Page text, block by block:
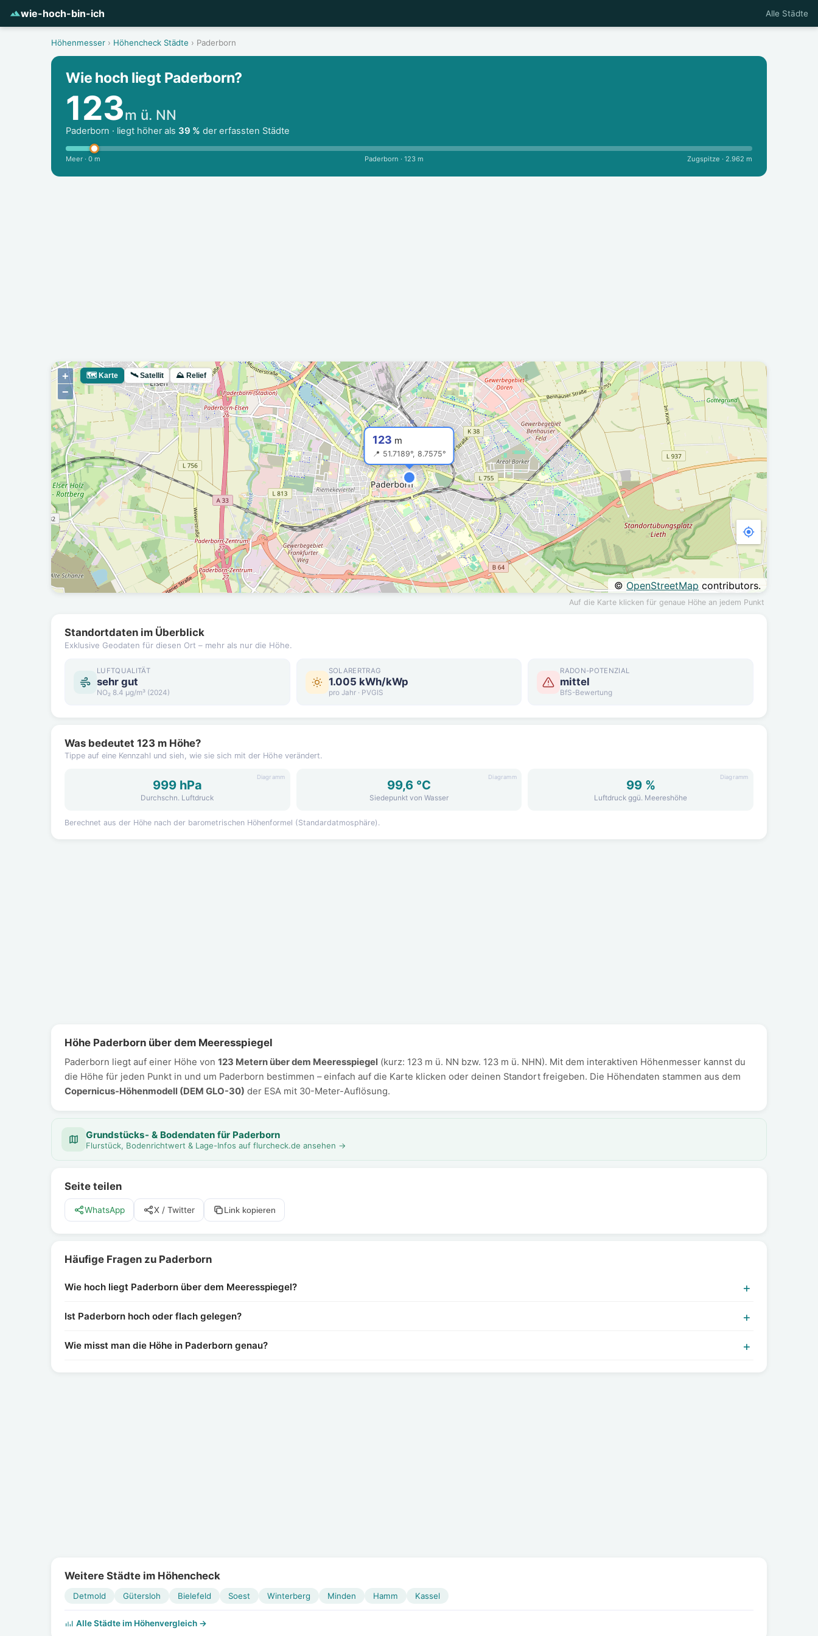
wie-hoch-bin-ich Alle Städte
Höhenmesser › Höhencheck Städte › Paderborn
Wie hoch liegt Paderborn?
123m ü. NN
Paderborn · liegt höher als 39 % der erfassten Städte
Meer · 0 m Paderborn · 123 m Zugspitze · 2.962 m
123 m
📍 51.7189°, 8.7575°
+
−
© OpenStreetMap contributors.
🗺 Karte 🛰Satellit ⛰ Relief
Auf die Karte klicken für genaue Höhe an jedem Punkt
Standortdaten im Überblick
Exklusive Geodaten für diesen Ort – mehr als nur die Höhe.
LUFTQUALITÄT
sehr gut
NO₂ 8.4 µg/m³ (2024)
SOLARERTRAG
1.005 kWh/kWp
pro Jahr · PVGIS
RADON-POTENZIAL
mittel
BfS-Bewertung
Was bedeutet 123 m Höhe?
Tippe auf eine Kennzahl und sieh, wie sie sich mit der Höhe verändert.
999 hPa
Durchschn. Luftdruck
Diagramm
99,6 °C
Siedepunkt von Wasser
Diagramm
99 %
Luftdruck ggü. Meereshöhe
Diagramm
Berechnet aus der Höhe nach der barometrischen Höhenformel (Standardatmosphäre).
Höhe Paderborn über dem Meeresspiegel
Paderborn liegt auf einer Höhe von 123 Metern über dem Meeresspiegel (kurz: 123 m ü. NN bzw. 123 m ü. NHN). Mit dem interaktiven Höhenmesser kannst du
die Höhe für jeden Punkt in und um Paderborn bestimmen – einfach auf die Karte klicken oder deinen Standort freigeben. Die Höhendaten stammen aus dem
Copernicus-Höhenmodell (DEM GLO-30) der ESA mit 30-Meter-Auflösung.
Grundstücks- & Bodendaten für Paderborn
Flurstück, Bodenrichtwert & Lage-Infos auf flurcheck.de ansehen →
Seite teilen
WhatsApp X / Twitter Link kopieren
Häufige Fragen zu Paderborn
Wie hoch liegt Paderborn über dem Meeresspiegel?
Ist Paderborn hoch oder flach gelegen?
Wie misst man die Höhe in Paderborn genau?
Weitere Städte im Höhencheck
Detmold Gütersloh Bielefeld Soest Winterberg Minden Hamm Kassel
Alle Städte im Höhenvergleich →